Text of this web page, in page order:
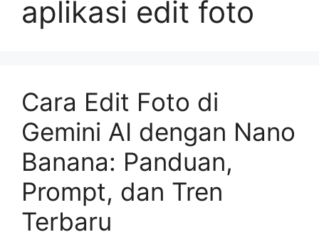
aplikasi edit foto
Cara Edit Foto di
Gemini AI dengan Nano
Banana: Panduan,
Prompt, dan Tren
Terbaru